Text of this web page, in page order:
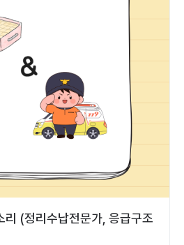
(정리수납전문가, 응급구조